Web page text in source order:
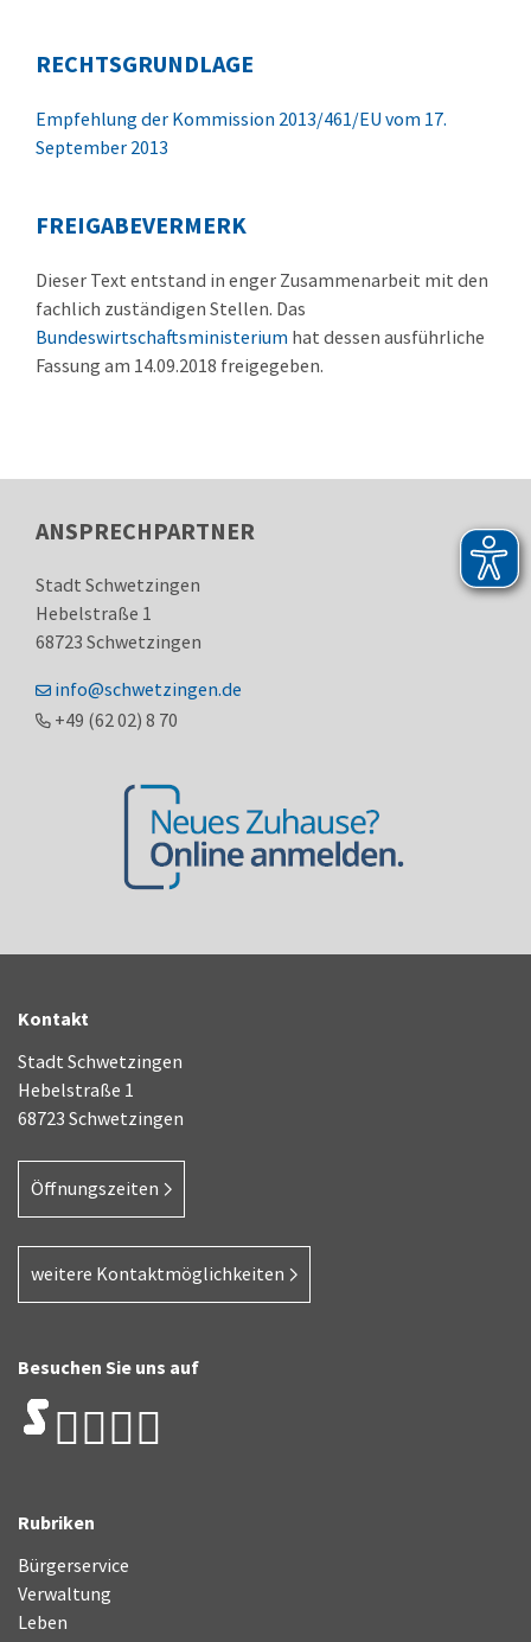
RECHTSGRUNDLAGE
Empfehlung der Kommission 2013/461/EU vom 17.
September 2013
FREIGABEVERMERK
Dieser Text entstand in enger Zusammenarbeit mit den
fachlich zuständigen Stellen. Das
Bundeswirtschaftsministerium hat dessen ausführliche
Fassung am 14.09.2018 freigegeben.
ANSPRECHPARTNER
Stadt Schwetzingen
Hebelstraße 1
68723 Schwetzingen
info@schwetzingen.de
+49 (6202) 8 70
Kontakt
Stadt Schwetzingen
Hebelstraße 1
68723 Schwetzingen
Öffnungszeiten
weitere Kontaktmöglichkeiten
Besuchen Sie uns auf
Rubriken
Bürgerservice
Verwaltung
Leben